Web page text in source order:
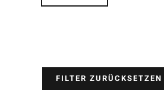
FILTER ZURÜCKSETZEN